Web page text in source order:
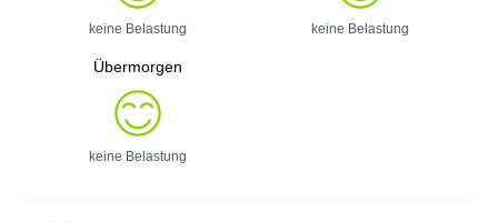
keine Belastung keine Belastung
Übermorgen
keine Belastung